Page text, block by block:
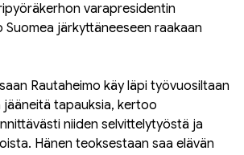
varapresidentin
Suomea järkyttäneeseen raakaan
Rautaheimo käy läpi työvuosiltaan
jääneitä tapauksia, kertoo
niiden selvittelytyöstä ja
Hänen teoksestaan saa elävän